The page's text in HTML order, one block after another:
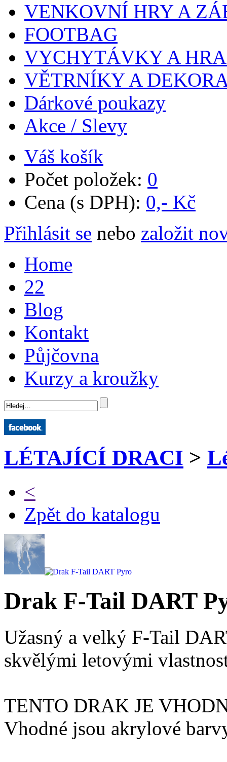
VENKOVNÍ HRY A
FOOTBAG
VYCHYTÁVKY A
VĚTRNÍKY A
Dárkové poukazy
Akce / Slevy
Váš košík
Počet položek: 0
Cena (s DPH): 0,- Kč
Přihlásit se nebo založit
Home
22
Blog
Kontakt
Půjčovna
Kurzy a kroužky
LÉTAJÍCÍ DRACI >
<
Zpět do katalogu
Drak F-Tail DART
Užasný a velký F-Tail
skvělými letovými
TENTO DRAK JE
Vhodné jsou akrylové